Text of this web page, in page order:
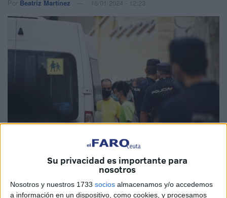
Su privacidad es importante para
nosotros
Nosotros y nuestros 1733 socios almacenamos y/o accedemos
a información en un dispositivo, como cookies, y procesamos
Por Beatriz Martínez 16/01/2024 - 12:23